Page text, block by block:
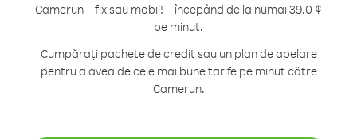
Camerun – fix sau mobil! – începând de la numai 39.0 ¢
pe minut.
Cumpărați pachete de credit sau un plan de apelare
pentru a avea de cele mai bune tarife pe minut către
Camerun.